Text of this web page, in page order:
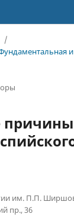
/
им. П.П.
пр., 36